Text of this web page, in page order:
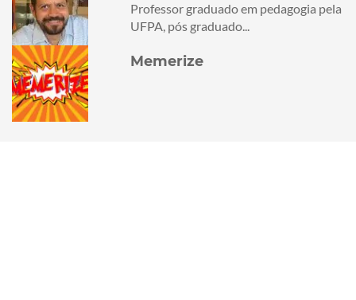
Professor graduado em pedagogia pela
UFPA, pós graduado...
Memerize